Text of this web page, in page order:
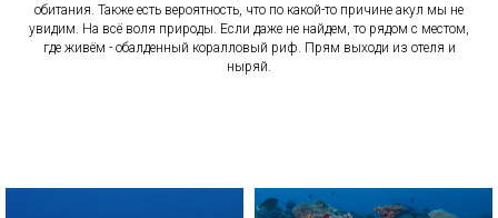
обитания. Также есть вероятность, что по какой-то причине акул мы не
увидим. На всё воля природы. Если даже не найдем, то рядом с местом,
где живём - обалденный коралловый риф. Прям выходи из отеля и
ныряй.